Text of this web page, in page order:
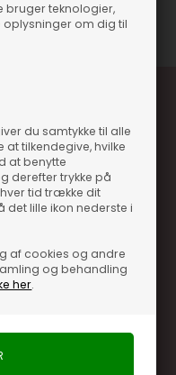
bruger teknologier,
oplysninger om dig til
du samtykke til alle
tilkendegive, hvilke
at benytte
derefter trykke på
tid trække dit
det lille ikon nederste i
af cookies og andre
og behandling
her.
13737-83132
du handler
næste køb